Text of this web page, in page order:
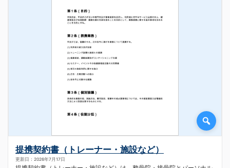
提携契約書（トレーナー・施設など）
更新日：2026年7月17日